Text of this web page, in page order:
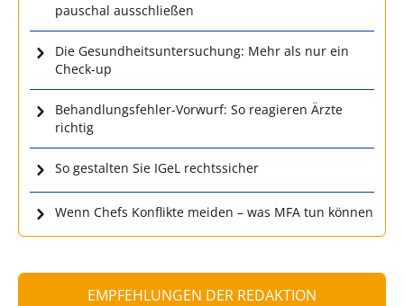
pauschal ausschließen
Die Gesundheitsuntersuchung: Mehr als nur ein
Check-up
Behandlungsfehler-Vorwurf: So reagieren Ärzte
richtig
So gestalten Sie IGeL rechtssicher
Wenn Chefs Konflikte meiden – was MFA tun können
EMPFEHLUNGEN DER REDAKTION